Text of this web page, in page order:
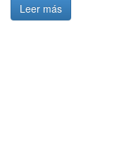
Leer más